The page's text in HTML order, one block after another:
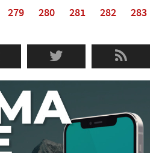
279 280 281 282 283